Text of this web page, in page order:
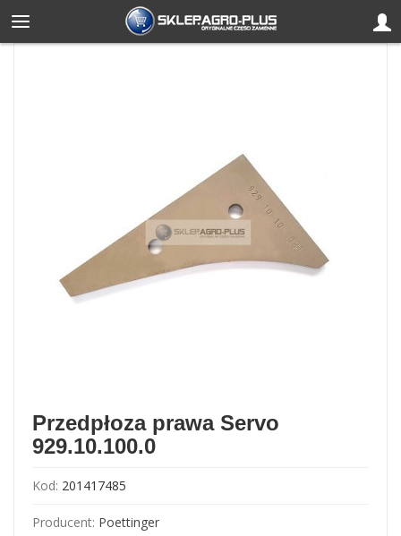
Przedpłoza prawa Servo
929.10.100.0
Kod: 201417485
Producent: Poettinger